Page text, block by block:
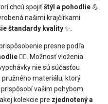
chcú spojiťštýl a pohodlie💪.
našimi krajčírkami
štandardy kvality✨.
presne podľa
🧘‍♀️. Možnosť vloženia
nie sú súčasťou
pružného materiálu, ktorý
vašim pohybom.
kolekcie pre zjednotený a